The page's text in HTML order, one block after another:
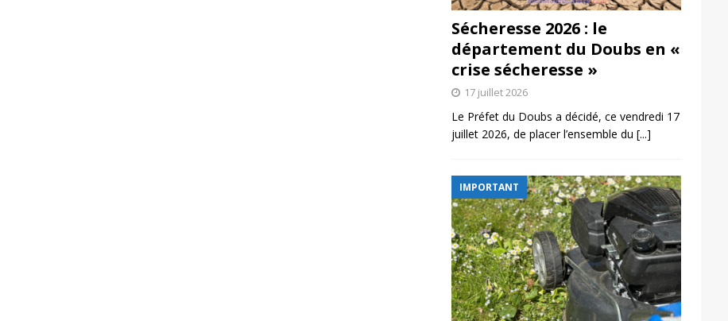
Sécheresse 2026 : le
département du Doubs en «
crise sécheresse »
17 juillet 2026
Le Préfet du Doubs a décidé, ce vendredi 17
juillet 2026, de placer l’ensemble du [...]
IMPORTANT